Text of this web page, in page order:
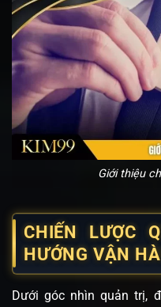
Giới thiệu
CHIẾN LƯỢC
HƯỚNG VẬN
Dưới góc nhìn quản trị,